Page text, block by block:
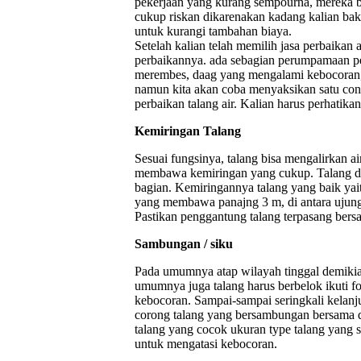
cukup riskan dikarenakan kadang kalian
untuk kurangi tambahan biaya.
Setelah kalian telah memilih jasa
perbaikannya. ada sebagian
merembes, daag yang mengalami
namun kita akan coba menyaksikan satu
perbaikan talang air. Kalian harus
Kemiringan Talang
Sesuai fungsinya, talang bisa mengalirkan
membawa kemiringan yang cukup. Talang
bagian. Kemiringannya talang yang baik
yang membawa panajng 3 m, di antara
Pastikan penggantung talang terpasang
Sambungan / siku
Pada umumnya atap wilayah tinggal
umumnya juga talang harus berbelok ikuti
kebocoran. Sampai-sampai seringkali
corong talang yang bersambungan
talang yang cocok ukuran type talang yang
untuk mengatasi kebocoran.